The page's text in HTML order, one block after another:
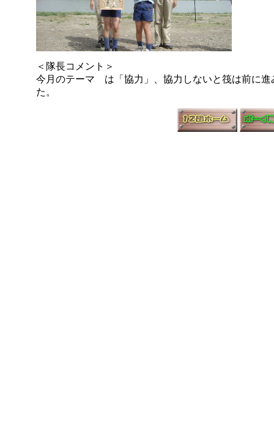
＜隊長コメント＞
今月のテーマ は「協力」、協力しないと筏は前に
た。